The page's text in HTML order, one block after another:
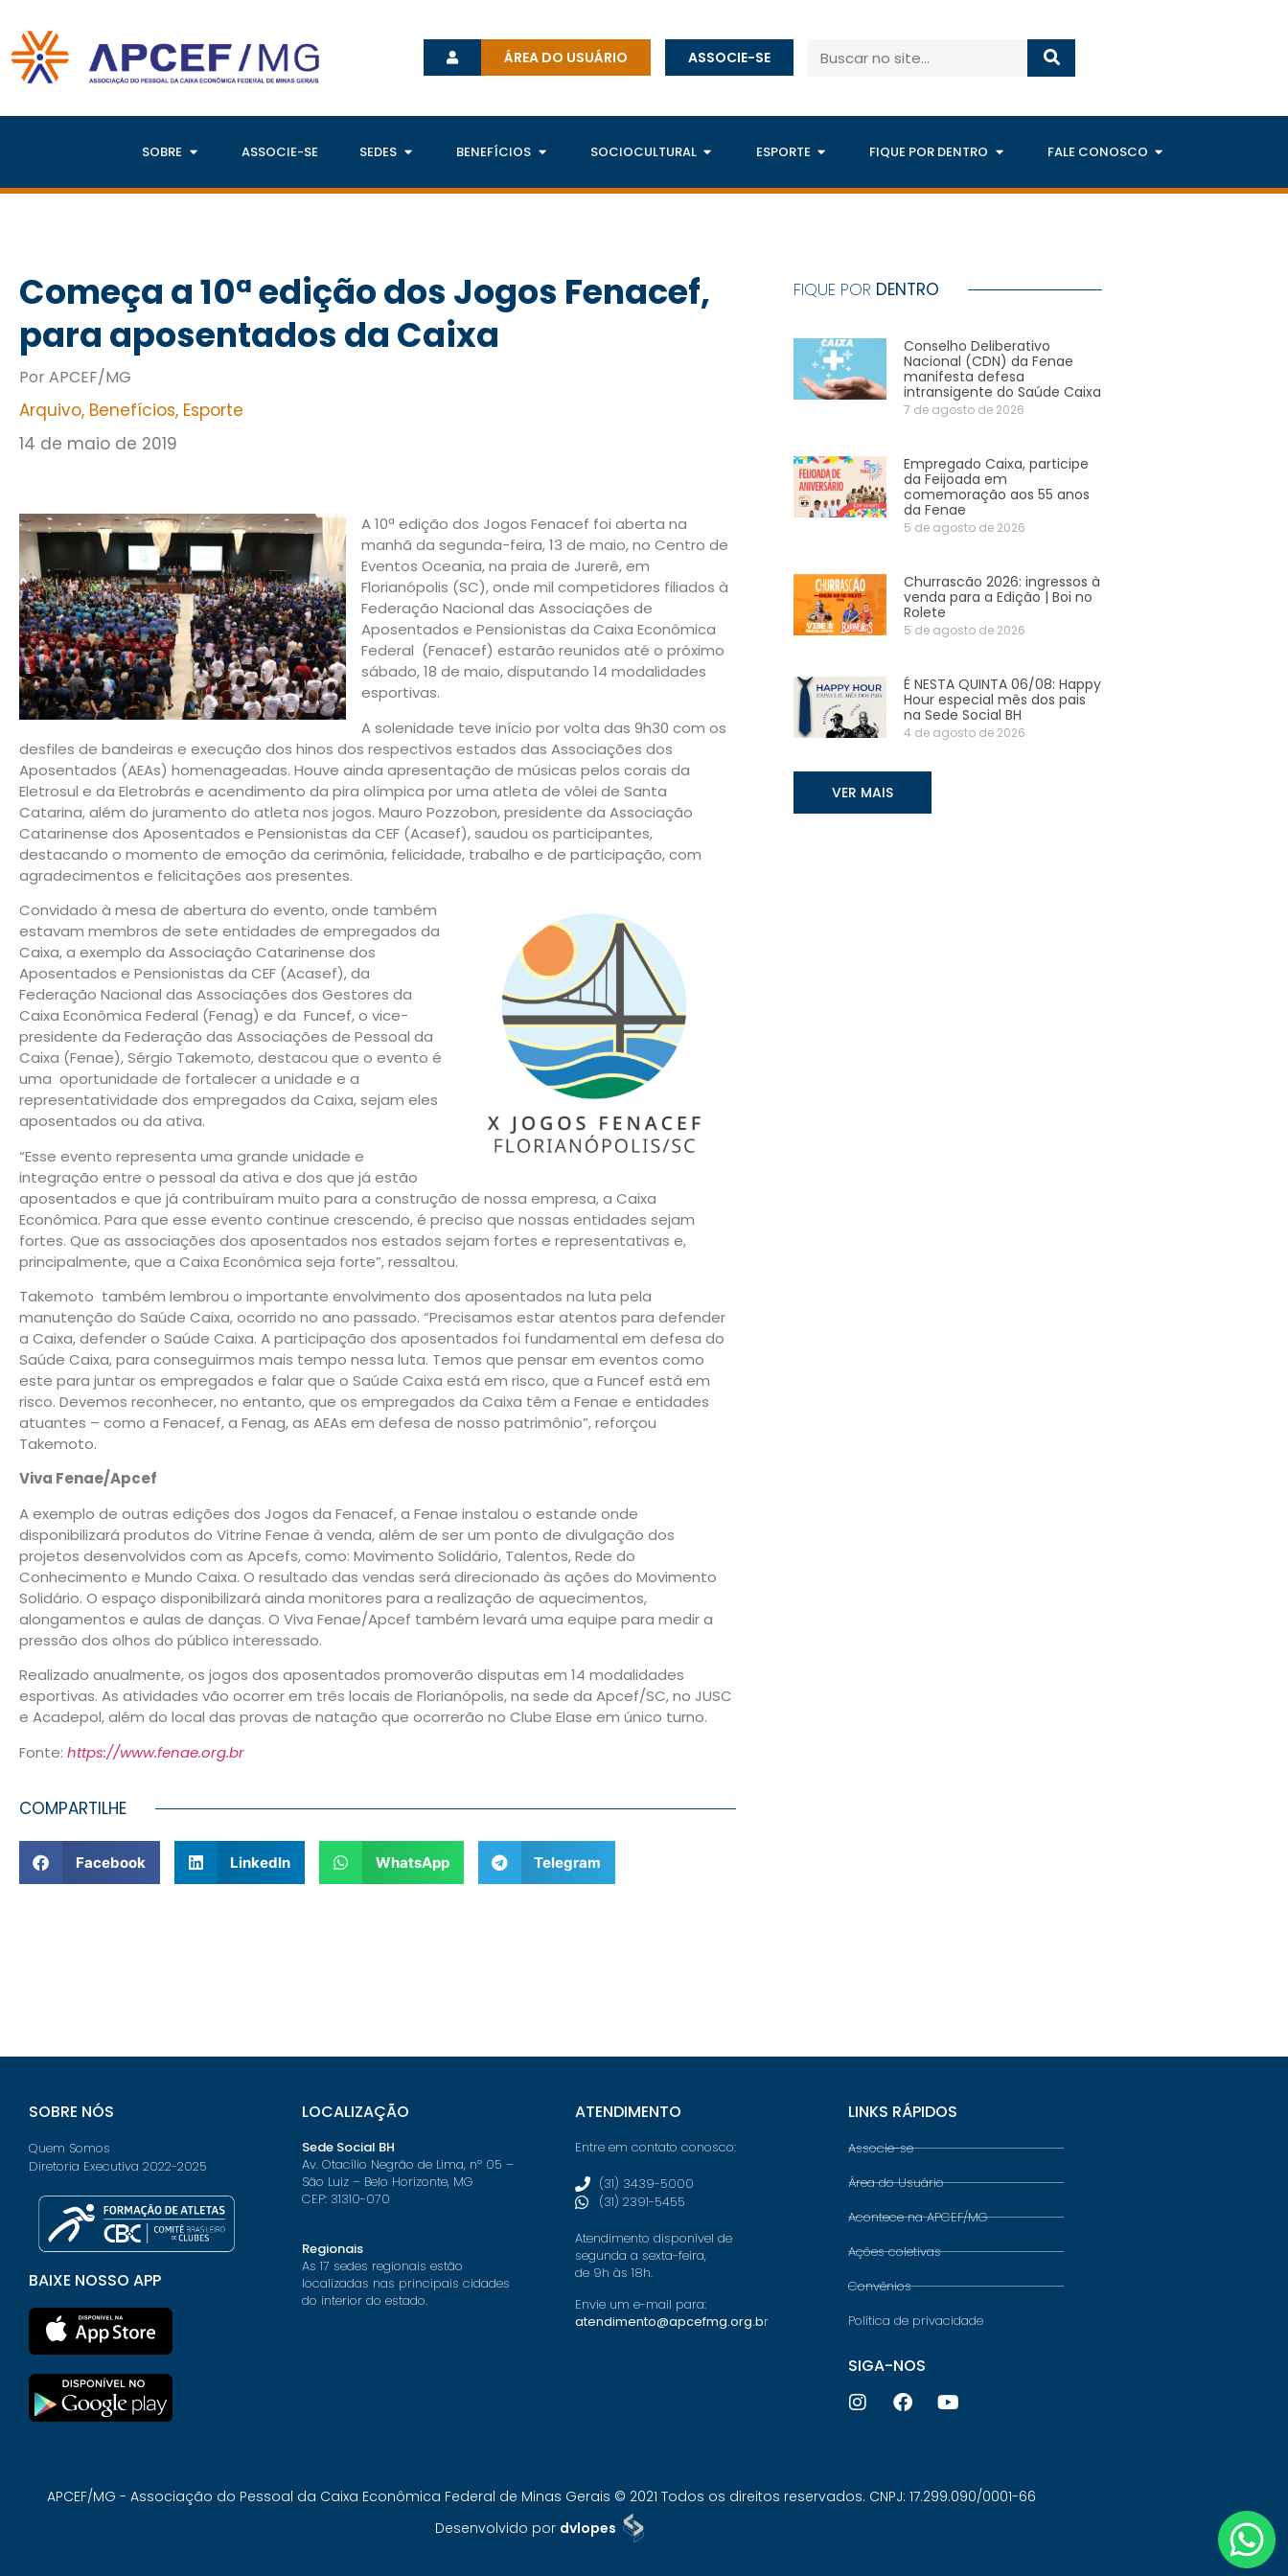
ÁREA DO USUÁRIO ASSOCIE-SE
SOBRE ASSOCIE-SE SEDES BENEFÍCIOS SOCIOCULTURAL ESPORTE FIQUE POR DENTRO FALE CONOSCO
Começa a 10ª edição dos Jogos Fenacef,
para aposentados da Caixa
Por APCEF/MG
Arquivo, Benefícios, Esporte
14 de maio de 2019
A 10ª edição dos Jogos Fenacef foi aberta na
manhã da segunda-feira, 13 de maio, no Centro de
Eventos Oceania, na praia de Jurerê, em
Florianópolis (SC), onde mil competidores filiados à
Federação Nacional das Associações de
Aposentados e Pensionistas da Caixa Econômica
Federal (Fenacef) estarão reunidos até o próximo
sábado, 18 de maio, disputando 14 modalidades
esportivas.
A solenidade teve início por volta das 9h30 com os
desfiles de bandeiras e execução dos hinos dos respectivos estados das Associações dos
Aposentados (AEAs) homenageadas. Houve ainda apresentação de músicas pelos corais da
Eletrosul e da Eletrobrás e acendimento da pira olímpica por uma atleta de vôlei de Santa
Catarina, além do juramento do atleta nos jogos. Mauro Pozzobon, presidente da Associação
Catarinense dos Aposentados e Pensionistas da CEF (Acasef), saudou os participantes,
destacando o momento de emoção da cerimônia, felicidade, trabalho e de participação, com
agradecimentos e felicitações aos presentes.
Convidado à mesa de abertura do evento, onde também
estavam membros de sete entidades de empregados da
Caixa, a exemplo da Associação Catarinense dos
Aposentados e Pensionistas da CEF (Acasef), da
Federação Nacional das Associações dos Gestores da
Caixa Econômica Federal (Fenag) e da Funcef, o vice-
presidente da Federação das Associações de Pessoal da
Caixa (Fenae), Sérgio Takemoto, destacou que o evento é
uma oportunidade de fortalecer a unidade e a
representatividade dos empregados da Caixa, sejam eles
aposentados ou da ativa.
“Esse evento representa uma grande unidade e
integração entre o pessoal da ativa e dos que já estão
aposentados e que já contribuíram muito para a construção de nossa empresa, a Caixa
Econômica. Para que esse evento continue crescendo, é preciso que nossas entidades sejam
fortes. Que as associações dos aposentados nos estados sejam fortes e representativas e,
principalmente, que a Caixa Econômica seja forte”, ressaltou.
Takemoto também lembrou o importante envolvimento dos aposentados na luta pela
manutenção do Saúde Caixa, ocorrido no ano passado. “Precisamos estar atentos para defender
a Caixa, defender o Saúde Caixa. A participação dos aposentados foi fundamental em defesa do
Saúde Caixa, para conseguirmos mais tempo nessa luta. Temos que pensar em eventos como
este para juntar os empregados e falar que o Saúde Caixa está em risco, que a Funcef está em
risco. Devemos reconhecer, no entanto, que os empregados da Caixa têm a Fenae e entidades
atuantes – como a Fenacef, a Fenag, as AEAs em defesa de nosso patrimônio”, reforçou
Takemoto.
Viva Fenae/Apcef
A exemplo de outras edições dos Jogos da Fenacef, a Fenae instalou o estande onde
disponibilizará produtos do Vitrine Fenae à venda, além de ser um ponto de divulgação dos
projetos desenvolvidos com as Apcefs, como: Movimento Solidário, Talentos, Rede do
Conhecimento e Mundo Caixa. O resultado das vendas será direcionado às ações do Movimento
Solidário. O espaço disponibilizará ainda monitores para a realização de aquecimentos,
alongamentos e aulas de danças. O Viva Fenae/Apcef também levará uma equipe para medir a
pressão dos olhos do público interessado.
Realizado anualmente, os jogos dos aposentados promoverão disputas em 14 modalidades
esportivas. As atividades vão ocorrer em três locais de Florianópolis, na sede da Apcef/SC, no JUSC
e Acadepol, além do local das provas de natação que ocorrerão no Clube Elase em único turno.
Fonte: https://www.fenae.org.br
COMPARTILHE
Facebook LinkedIn WhatsApp Telegram
FIQUE POR DENTRO
Conselho Deliberativo
Nacional (CDN) da Fenae
manifesta defesa
intransigente do Saúde Caixa
7 de agosto de 2026
Empregado Caixa, participe
da Feijoada em
comemoração aos 55 anos
da Fenae
5 de agosto de 2026
Churrascão 2026: ingressos à
venda para a Edição | Boi no
Rolete
5 de agosto de 2026
É NESTA QUINTA 06/08: Happy
Hour especial mês dos pais
na Sede Social BH
4 de agosto de 2026
VER MAIS
SOBRE NÓS
Quem Somos
Diretoria Executiva 2022-2025
BAIXE NOSSO APP
LOCALIZAÇÃO
Sede Social BH
Av. Otacílio Negrão de Lima, nº 05 –
São Luiz – Belo Horizonte, MG
CEP: 31310-070
Regionais
As 17 sedes regionais estão
localizadas nas principais cidades
do interior do estado.
ATENDIMENTO
Entre em contato conosco:
(31) 3439-5000
(31) 2391-5455
Atendimento disponível de
segunda a sexta-feira,
de 9h às 18h.
Envie um e-mail para:
atendimento@apcefmg.org.br
LINKS RÁPIDOS
Associe-se
Área do Usuário
Acontece na APCEF/MG
Ações coletivas
Convênios
Política de privacidade
SIGA-NOS
APCEF/MG - Associação do Pessoal da Caixa Econômica Federal de Minas Gerais © 2021 Todos os direitos reservados. CNPJ: 17.299.090/0001-66
Desenvolvido por dvlopes